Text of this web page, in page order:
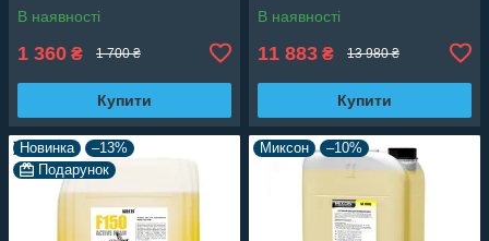
В наявності
1 360 ₴ 1 700 ₴
Купити
В наявності
11 883 ₴ 13 980 ₴
Купити
Новинка
–13%
Подарунок
Миксон –10%